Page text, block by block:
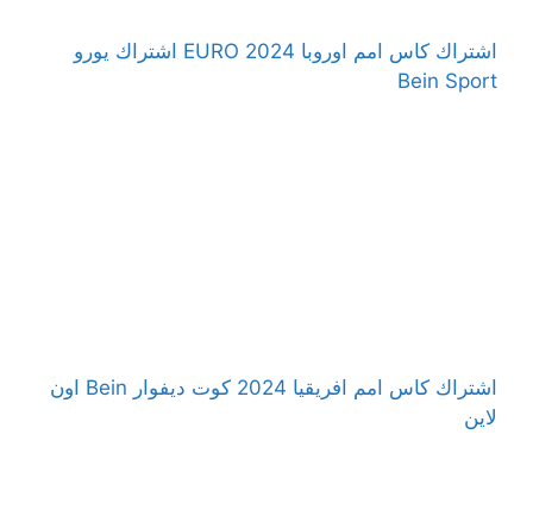
اشتراك كاس امم اوروبا 2024 EURO اشتراك يورو
Bein Sport
اشتراك كاس امم افريقيا 2024 كوت ديفوار Bein اون
لاين